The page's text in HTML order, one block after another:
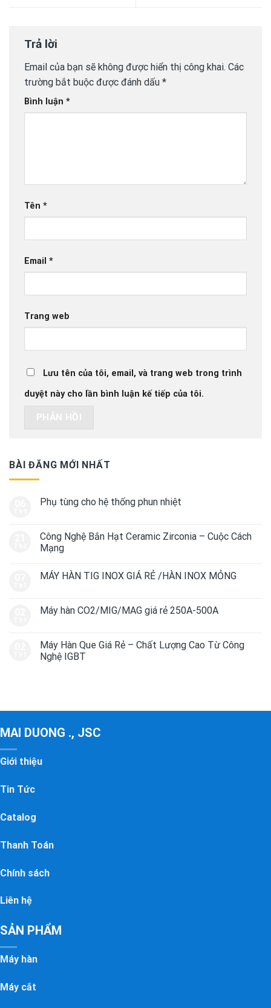
Trả lời
Email của bạn sẽ không được hiển thị công khai. Các
trường bắt buộc được đánh dấu *
Bình luận *
Tên *
Email *
Trang web
Lưu tên của tôi, email, và trang web trong trình
duyệt này cho lần bình luận kế tiếp của tôi.
BÀI ĐĂNG MỚI NHẤT
Phụ tùng cho hệ thống phun nhiệt
Công Nghệ Bắn Hạt Ceramic Zirconia – Cuộc Cách
Mạng
MÁY HÀN TIG INOX GIÁ RẺ /HÀN INOX MỎNG
Máy hàn CO2/MIG/MAG giá rẻ 250A-500A
Máy Hàn Que Giá Rẻ – Chất Lượng Cao Từ Công
Nghệ IGBT
MAI DUONG ., JSC
Giới thiệu
Tin Tức
Catalog
Thanh Toán
Chính sách
Liên hệ
SẢN PHẨM
Máy hàn
Máy cắt